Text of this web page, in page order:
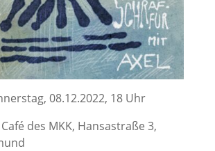
08.12.2022, 18 Uhr
Café des MKK, Hansastraße 3,